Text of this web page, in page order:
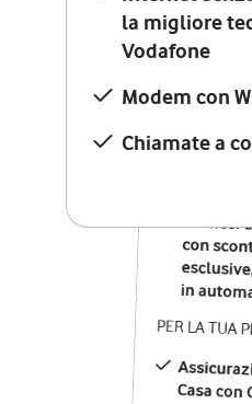
la migliore
Vodafone
Modem con
Chiamate a
Modem
12 mesi
con
in
PER LA TUA
Casa con